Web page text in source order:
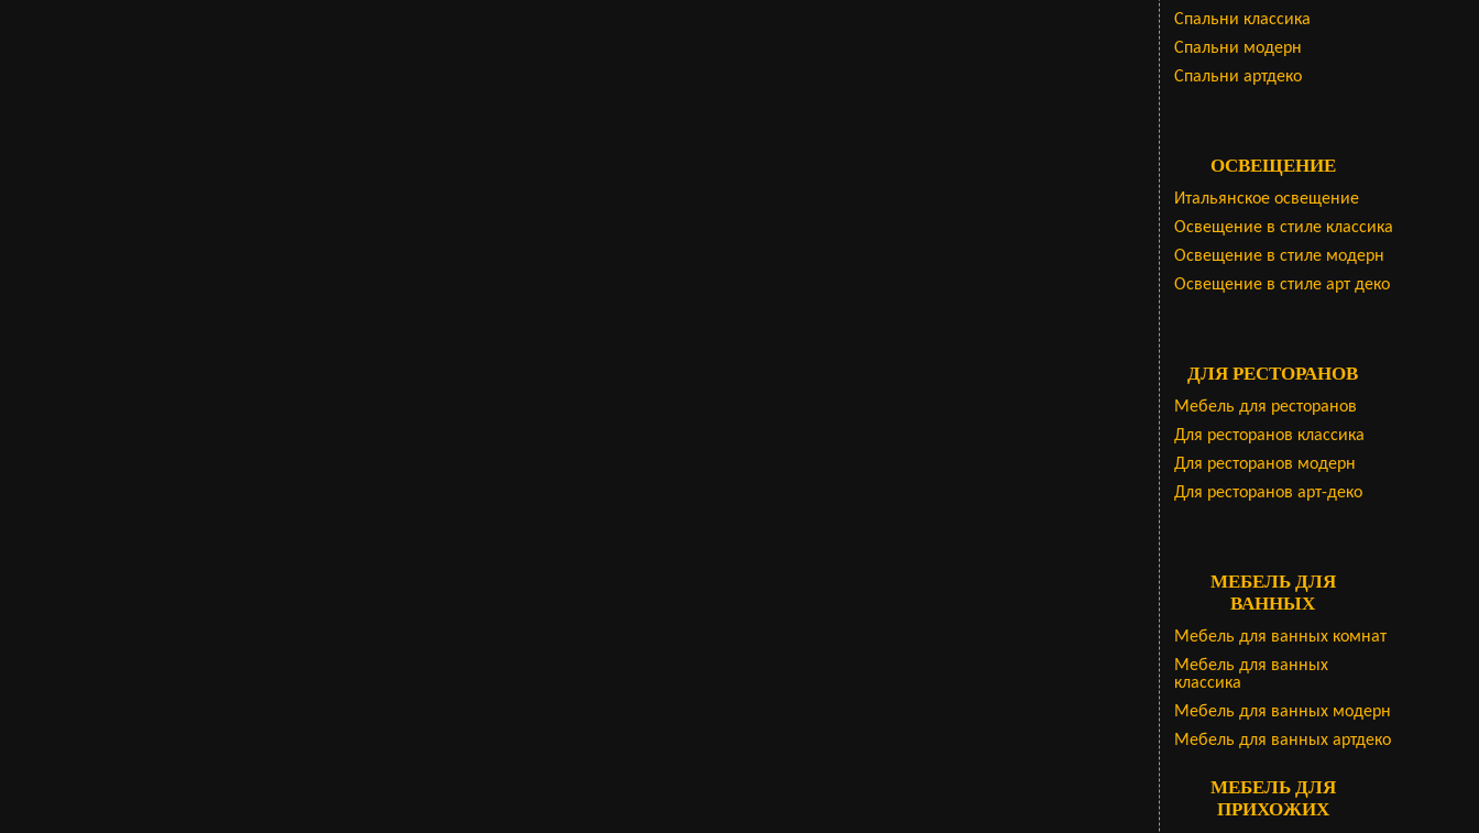
Cпальни классика
Спальни модерн
Спальни артдеко
ОСВЕЩЕНИЕ
Итальянское освещение
Освещение в стиле классика
Освещение в стиле модерн
Освещение в стиле арт деко
ДЛЯ РЕСТОРАНОВ
Мебель для ресторанов
Для ресторанов классика
Для ресторанов модерн
Для ресторанов арт-деко
МЕБЕЛЬ ДЛЯ
ВАННЫХ
Мебель для ванных комнат
Мебель для ванных
классика
Мебель для ванных модерн
Мебель для ванных артдеко
МЕБЕЛЬ ДЛЯ
ПРИХОЖИХ